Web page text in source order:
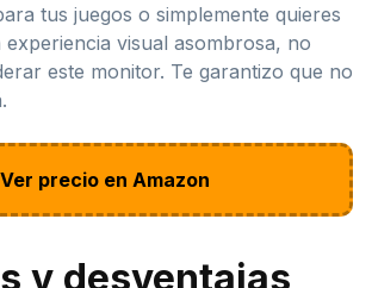
tus juegos o simplemente quieres
visual asombrosa, no
este monitor. Te garantizo que no
Ver precio en Amazon
y desventajas